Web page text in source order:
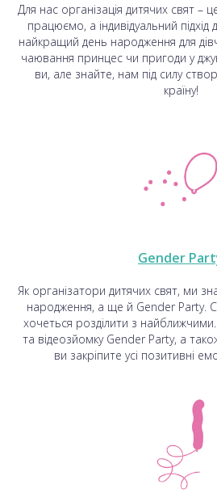
Для нас організація дитячих свят
працюємо, а індивідуальний
найкращий день народження для
чаювання принцес чи пригоди у
ви, але знайте, нам під силу
країну!
Gender
Як організатори дитячих свят, ми
народження, а ще й Gender Party.
хочеться розділити з
та відеозйомку Gender Party, а
ви закріпите усі позитивні